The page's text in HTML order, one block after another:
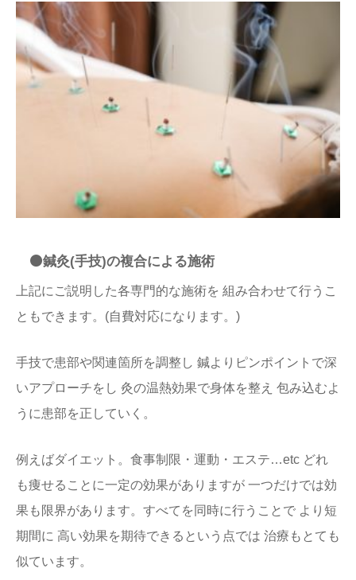
⚫️鍼灸(手技)の複合による施術
上記にご説明した各専門的な施術を 組み合わせて行うこ
ともできます。(自費対応になります。)
手技で患部や関連箇所を調整し 鍼よりピンポイントで深
いアプローチをし 灸の温熱効果で身体を整え 包み込むよ
うに患部を正していく。
例えばダイエット。食事制限・運動・エステ…etc どれ
も痩せることに一定の効果がありますが 一つだけでは効
果も限界があります。すべてを同時に行うことで より短
期間に 高い効果を期待できるという点では 治療もとても
似ています。